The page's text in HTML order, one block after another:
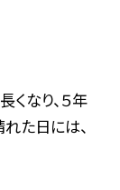
なり、５年
た日には、